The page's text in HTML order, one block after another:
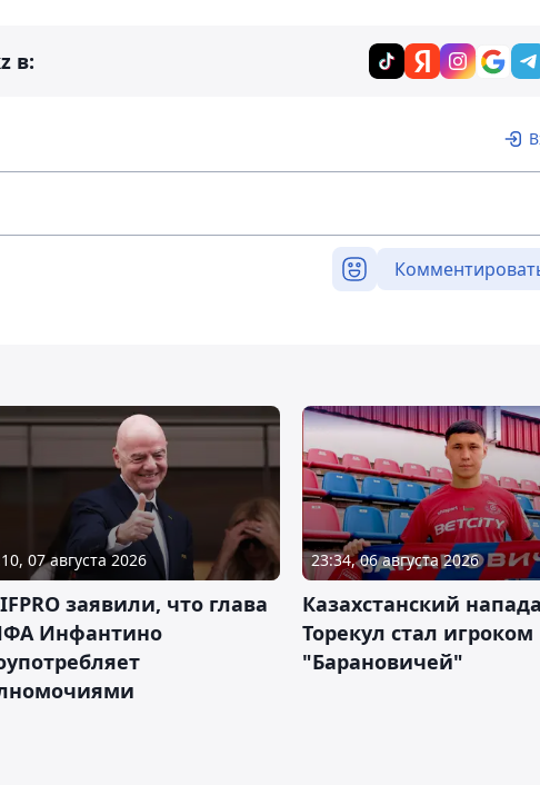
в:
07 августа 2026
заявили, что глава
Инфантино
23:34, 06 августа 2026
Казахстанский
Торекул стал игроком
"Барановичей"